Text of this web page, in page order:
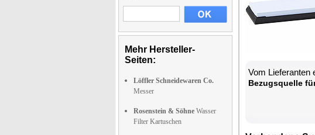
Mehr Hersteller-
Seiten:
Löffler Schneidewaren Co.
Messer
Rosenstein & Söhne Wasser
Filter Kartuschen
Vom Lie­fe­ran­ten
Be­zugs­quel­le